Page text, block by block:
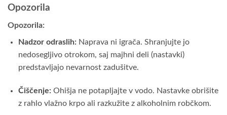
Opozorila
Opozorila:
Nadzor odraslih:Naprava ni igrača. Shranjujte jo
nedosegljivo otrokom, saj majhni deli (nastavki)
predstavljajo nevarnost zadušitve.
Čiščenje:Ohišja ne potapljajte v vodo. Nastavke obrišite
z rahlo vlažno krpo ali razkužite z alkoholnim robčkom.